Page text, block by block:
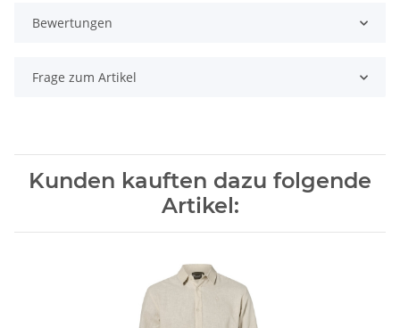
Bewertungen
Frage zum Artikel
Kunden kauften dazu folgende
Artikel: